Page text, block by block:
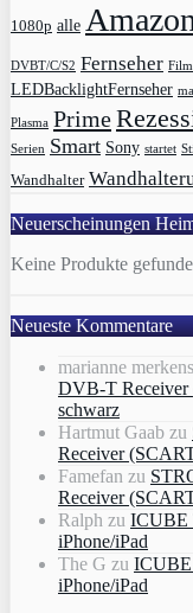
1080p alle
DVBT/C/S2 Fernseher
LEDBacklightFernseher
Plasma Prime
Serien Smart Sony startet
Wandhalter
Neuerscheinungen
Keine Produkte
Neueste Kommentare
marianne merkens
DVB-T
schwarz
Hartmut Gaab zu
Receiver
Famefan zu
Receiver
Ralph zu ICUBE
iPhone/iPad
The G zu ICUBE
iPhone/iPad